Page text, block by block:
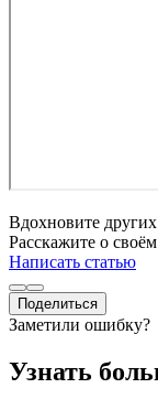
Вдохновите
Расскажите о
Написать статью
Поделиться
Заметили ошибку?
Узнать